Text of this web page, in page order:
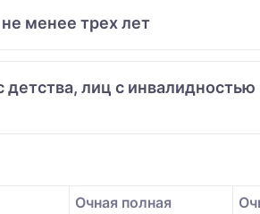
менее трех лет
лиц с инвалидностью
Очная полная